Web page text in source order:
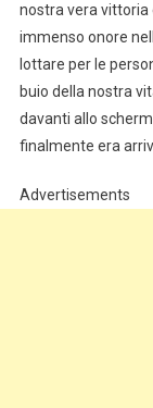
nostra vera vittoria
immenso onore
lottare per le
buio della nostra
davanti allo
finalmente era
Advertisements